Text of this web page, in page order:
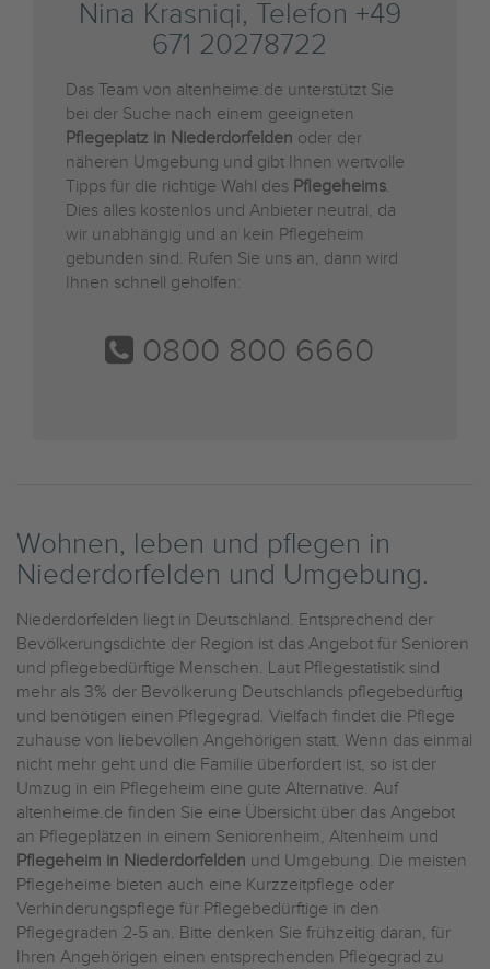
Nina Krasniqi, Telefon +49
671 20278722
Das Team von altenheime.de unterstützt Sie
bei der Suche nach einem geeigneten
Pflegeplatz in Niederdorfelden oder der
näheren Umgebung und gibt Ihnen wertvolle
Tipps für die richtige Wahl des Pflegeheims.
Dies alles kostenlos und Anbieter neutral, da
wir unabhängig und an kein Pflegeheim
gebunden sind. Rufen Sie uns an, dann wird
Ihnen schnell geholfen:
0800 800 6660
Wohnen, leben und pflegen in
Niederdorfelden und Umgebung.
Niederdorfelden liegt in Deutschland. Entsprechend der
Bevölkerungsdichte der Region ist das Angebot für Senioren
und pflegebedürftige Menschen. Laut Pflegestatistik sind
mehr als 3% der Bevölkerung Deutschlands pflegebedürftig
und benötigen einen Pflegegrad. Vielfach findet die Pflege
zuhause von liebevollen Angehörigen statt. Wenn das einmal
nicht mehr geht und die Familie überfordert ist, so ist der
Umzug in ein Pflegeheim eine gute Alternative. Auf
altenheime.de finden Sie eine Übersicht über das Angebot
an Pflegeplätzen in einem Seniorenheim, Altenheim und
Pflegeheim in Niederdorfelden und Umgebung. Die meisten
Pflegeheime bieten auch eine Kurzzeitpflege oder
Verhinderungspflege für Pflegebedürftige in den
Pflegegraden 2-5 an. Bitte denken Sie frühzeitig daran, für
Ihren Angehörigen einen entsprechenden Pflegegrad zu